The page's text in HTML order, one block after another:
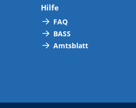
Hilfe
FAQ
BASS
Amtsblatt